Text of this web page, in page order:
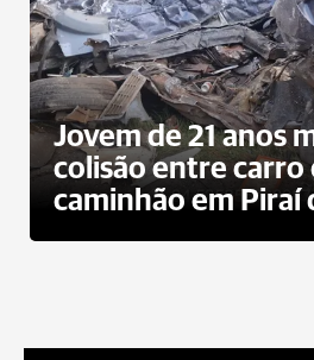
Jovem de 21 anos
colisão entre carro
caminhão em Piraí